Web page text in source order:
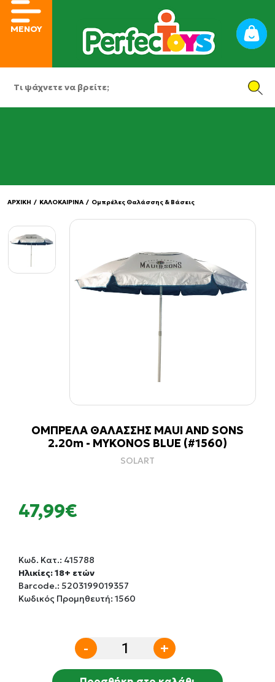
ΜΕΝΟΥ
ΑΡΧΙΚΗ / ΚΑΛΟΚΑΙΡΙΝΑ / Ομπρέλες Θαλάσσης & Βάσεις
ΟΜΠΡΕΛΑ ΘΑΛΑΣΣΗΣ MAUI AND SONS
2.20m - MYKONOS BLUE (#1560)
SOLART
47,99€
Κωδ. Κατ.: 415788
Ηλικίες: 18+ ετών
Barcode.: 5203199019357
Κωδικός Προμηθευτή: 1560
- +